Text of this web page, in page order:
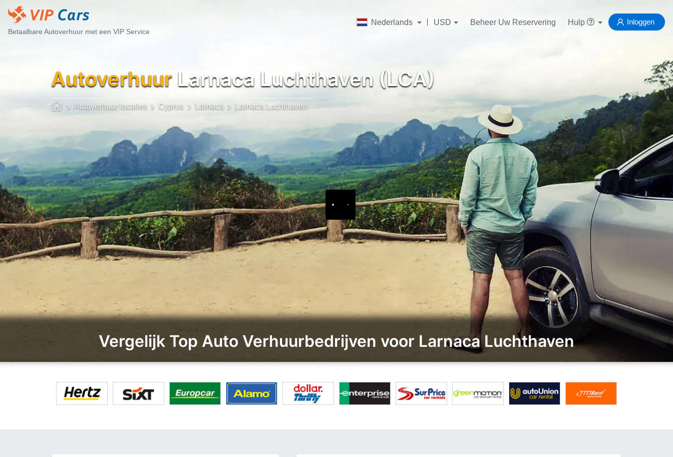
Betaalbare Autoverhuur met een VIP Service
Nederlands USD Beheer Uw Reservering Hulp Inloggen
AutoverhuurLarnaca Luchthaven (LCA)
Autoverhuur locaties Cyprus Larnaca Larnaca Luchthaven
Vergelijk Top Auto Verhuurbedrijven voor Larnaca Luchthaven